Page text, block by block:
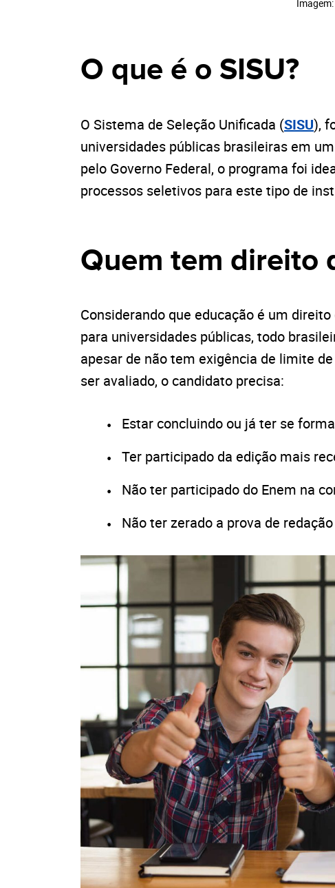
O que é o SISU?
O Sistema de Seleção Unificada (SISU),
universidades públicas brasileiras em
pelo Governo Federal, o programa foi
processos seletivos para este tipo de
Quem tem direito
Considerando que educação é um
para universidades públicas, todo
apesar de não tem exigência de limite
ser avaliado, o candidato precisa:
Estar concluindo ou já ter se
Ter participado da edição mais
Não ter participado do Enem na
Não ter zerado a prova de